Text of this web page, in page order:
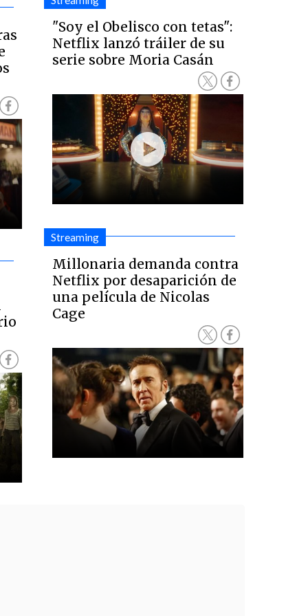
"Soy el Obelisco con tetas":
Netflix lanzó tráiler de su
serie sobre Moria Casán
Streaming
Millonaria demanda contra
Netflix por desaparición de
una película de Nicolas
Cage